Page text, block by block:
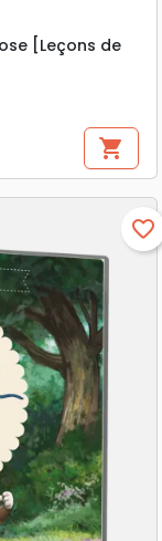
[Leçons de
shopping_cart
favorite_border